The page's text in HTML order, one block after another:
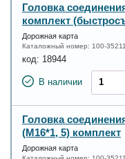
Головка
комплект
Дорожная карта
Каталожный номер: 100-
код: 18944
В наличии
Головка
(М16*1, 5) комплект
Дорожная карта